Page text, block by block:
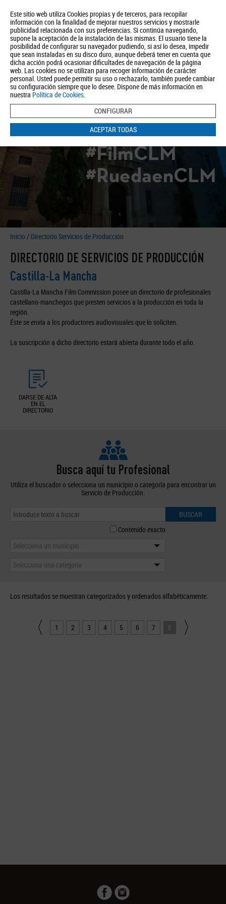
Este sitio web utiliza Cookies propias y de terceros, para recopilar
información con la finalidad de mejorar nuestros servicios y mostrarle
publicidad relacionada con sus preferencias. Si continúa navegando,
supone la aceptación de la instalación de las mismas. El usuario tiene la
posibilidad de configurar su navegador pudiendo, si así lo desea, impedir
que sean instaladas en su disco duro, aunque deberá tener en cuenta que
dicha acción podrá ocasionar dificultades de navegación de la página
web. Las cookies no se utilizan para recoger información de carácter
personal. Usted puede permitir su uso o rechazarlo, también puede cambiar
su configuración siempre que lo desee. Dispone de más información en
nuestra Política de Cookies.
CONFIGURAR
ACEPTAR TODAS
Quiénes somos Turismo Política de Privacidad Aviso Legal
Política de Cookies
BUSCAR
#FilmCLM
#RuedaenCLM
Inicio / Directorio Servicios de Producción
DIRECTORIO DE SERVICIOS DE PRODUCCIÓN
Castilla-La Mancha
Castilla-La Mancha Film Commission posee un directorio de profesionales
castellano-manchegos que presten servicios a la producción en toda la
región.
Éste se envía a los productores audiovisuales que lo soliciten.
La suscripción a dicho directorio estará abierta durante todo el año.
DARSE DE ALTA
EN EL
DIRECTORIO
Busca aquí tu Profesional
Utiliza el buscador o selecciona un municipio o categoría para encontrar un
Servicio de Producción.
BUSCAR
Contenido exacto
Selecciona un municipio
Selecciona una categoría
Los resultados se muestran categorizados y ordenados alfabéticamente.
1 2 3 4 5 6 7 8